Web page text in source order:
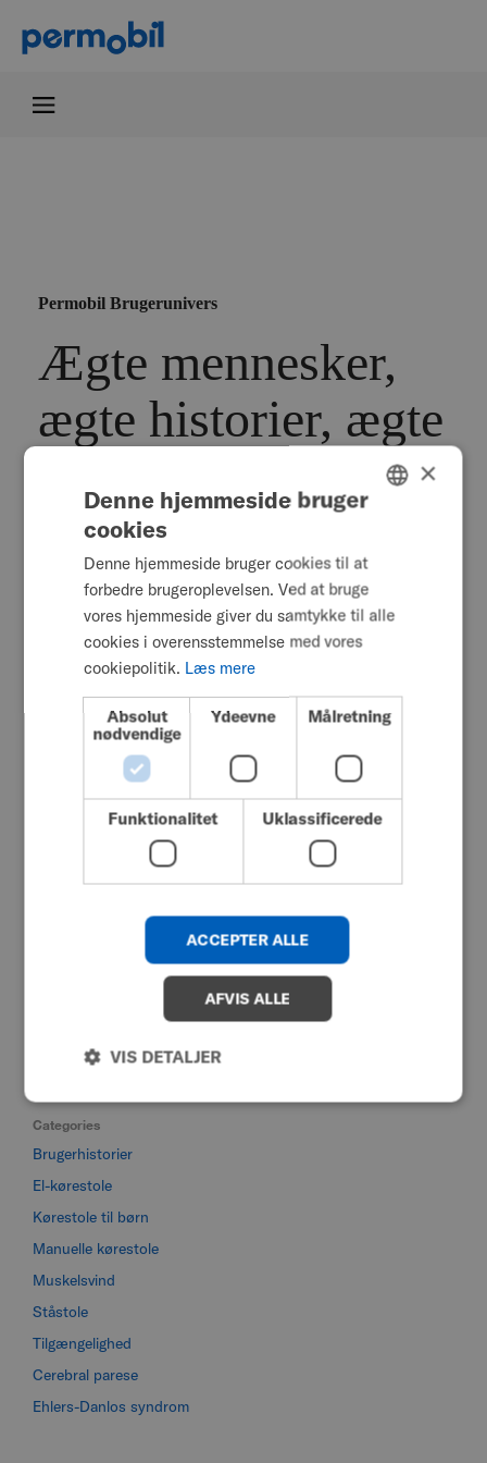
Permobil Brugerunivers
Ægte mennesker,
ægte historier, ægte
Dette forum er dedikeret til at dele historier,
indsigter og ressourcer, der styrker og forbinder
mobilitetsfællesskabet. Uanset om du er
bruger, kliniker, omsorgsperson eller fortaler, så
har din stemme betydning her.
Vil du også bidrage med en personlig historie
eller video? Det vil vi blive meget glade for.
Indsend blot din historie her
og læs vores
retningslinjer for mere information.
Categories
Brugerhistorier
El-kørestole
Kørestole til børn
Manuelle kørestole
Muskelsvind
Ståstole
Tilgængelighed
Cerebral parese
Ehlers-Danlos syndrom
SWEDISH
FRENCH
DUTCH
DANISH
NORWEGIAN
CHINESE (SIMPLIFIED)
ITALIAN
KOREAN
CHINESE (TRADITIONAL)
×
Denne hjemmeside bruger
cookies
Denne hjemmeside bruger cookies til at
forbedre brugeroplevelsen. Ved at bruge
vores hjemmeside giver du samtykke til alle
cookies i overensstemmelse med vores
cookiepolitik. Læs mere
Absolut
nødvendige
Ydeevne Målretning
Funktionalitet Uklassificerede
ACCEPTER ALLE
AFVIS ALLE
VIS DETALJER